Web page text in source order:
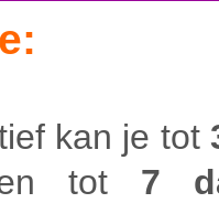
kan je tot
en tot 7